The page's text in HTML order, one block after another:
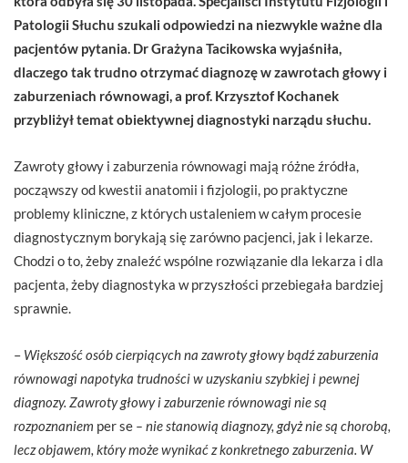
Patologii Słuchu szukali odpowiedzi na niezwykle ważne dla
pacjentów pytania. Dr Grażyna Tacikowska wyjaśniła,
dlaczego tak trudno otrzymać diagnozę w zawrotach głowy i
zaburzeniach równowagi, a prof. Krzysztof Kochanek
przybliżył temat obiektywnej diagnostyki narządu słuchu.
Zawroty głowy i zaburzenia równowagi mają różne źródła,
począwszy od kwestii anatomii i fizjologii, po praktyczne
problemy kliniczne, z których ustaleniem w całym procesie
diagnostycznym borykają się zarówno pacjenci, jak i lekarze.
Chodzi o to, żeby znaleźć wspólne rozwiązanie dla lekarza i dla
pacjenta, żeby diagnostyka w przyszłości przebiegała bardziej
sprawnie.
– Większość osób cierpiących na zawroty głowy bądź zaburzenia
równowagi napotyka trudności w uzyskaniu szybkiej i pewnej
diagnozy. Zawroty głowy i zaburzenie równowagi nie są
rozpoznaniem per se – nie stanowią diagnozy, gdyż nie są chorobą,
lecz objawem, który może wynikać z konkretnego zaburzenia. W